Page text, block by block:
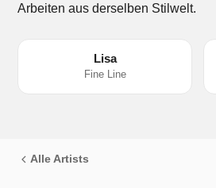
Arbeiten aus derselben Stilwelt.
Lisa
Fine Line
Alle Artists